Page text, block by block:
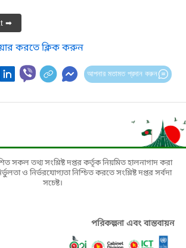
➡
করতে ক্লিক করুন
আপনার মতামত প্রদান করুন
সকল তথ্য সংশ্লিষ্ট দপ্তর কর্তৃক নিয়মিত হালনাগাদ করা
ও নির্ভরযোগ্যতা নিশ্চিত করতে সংশ্লিষ্ট দপ্তর সর্বদা
সচেষ্ট।
পরিকল্পনা এবং বাস্তবায়ন